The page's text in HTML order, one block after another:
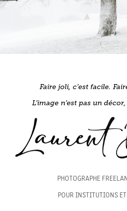
Faire joli, c’est facile.
L’image n’est pas un
PHOTOGRAPHE
POUR INSTITUTIONS